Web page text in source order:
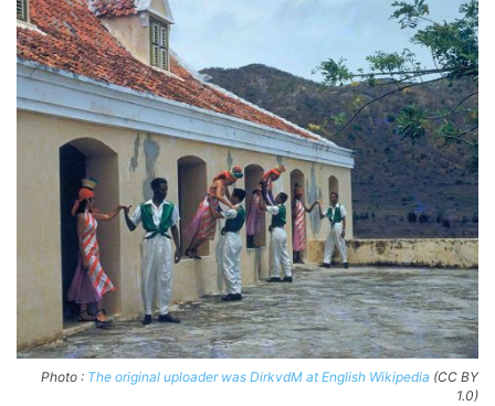
Photo : The original uploader was DirkvdM at English Wikipedia (CC BY
1.0)